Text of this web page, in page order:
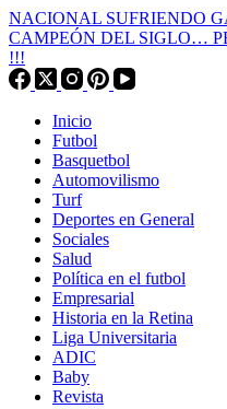
NACIONAL SUFRIENDO
CAMPEÓN DEL SIGLO…
!!!
Inicio
Futbol
Basquetbol
Automovilismo
Turf
Deportes en General
Sociales
Salud
Política en el futbol
Empresarial
Historia en la Retina
Liga Universitaria
ADIC
Baby
Revista